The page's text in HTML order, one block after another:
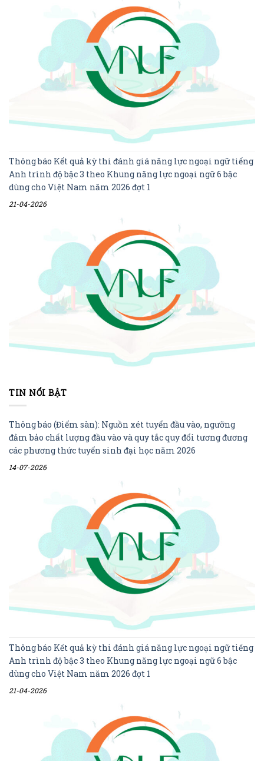
Thông báo Kết quả kỳ thi đánh giá năng lực ngoại ngữ tiếng
Anh trình độ bậc 3 theo Khung năng lực ngoại ngữ 6 bậc
dùng cho Việt Nam năm 2026 đợt 1
21-04-2026
TIN NỔI BẬT
Thông báo (Điểm sàn): Nguồn xét tuyển đầu vào, ngưỡng
đảm bảo chất lượng đầu vào và quy tắc quy đổi tương đương
các phương thức tuyển sinh đại học năm 2026
14-07-2026
Thông báo Kết quả kỳ thi đánh giá năng lực ngoại ngữ tiếng
Anh trình độ bậc 3 theo Khung năng lực ngoại ngữ 6 bậc
dùng cho Việt Nam năm 2026 đợt 1
21-04-2026